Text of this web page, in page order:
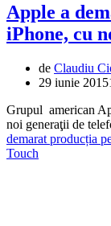
Apple a
iPhone, cu
de Claudiu
29 iunie 2015
Grupul american
noi generaţii de
demarat producția
Touch